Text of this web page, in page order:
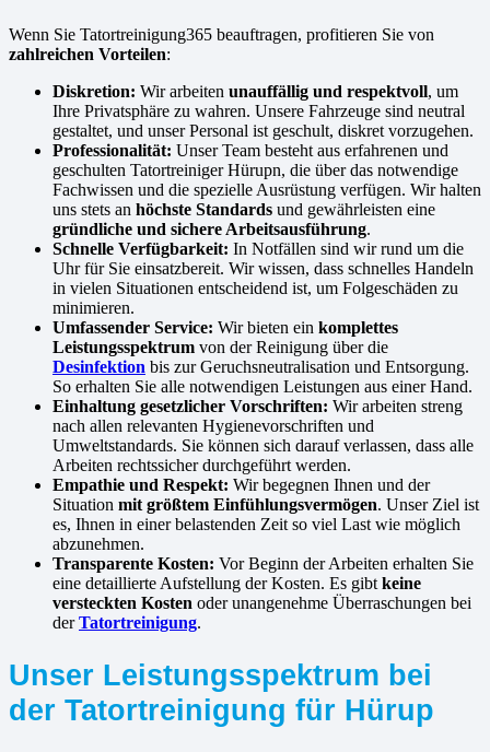
Wenn Sie Tatortreinigung365 beauftragen, profitieren Sie von
zahlreichen Vorteilen:
Diskretion: Wir arbeiten unauffällig und respektvoll, um
Ihre Privatsphäre zu wahren. Unsere Fahrzeuge sind neutral
gestaltet, und unser Personal ist geschult, diskret vorzugehen.
Professionalität: Unser Team besteht aus erfahrenen und
geschulten Tatortreiniger Hürupn, die über das notwendige
Fachwissen und die spezielle Ausrüstung verfügen. Wir halten
uns stets an höchste Standards und gewährleisten eine
gründliche und sichere Arbeitsausführung.
Schnelle Verfügbarkeit: In Notfällen sind wir rund um die
Uhr für Sie einsatzbereit. Wir wissen, dass schnelles Handeln
in vielen Situationen entscheidend ist, um Folgeschäden zu
minimieren.
Umfassender Service: Wir bieten ein komplettes
Leistungsspektrum von der Reinigung über die
Desinfektion bis zur Geruchsneutralisation und Entsorgung.
So erhalten Sie alle notwendigen Leistungen aus einer Hand.
Einhaltung gesetzlicher Vorschriften: Wir arbeiten streng
nach allen relevanten Hygienevorschriften und
Umweltstandards. Sie können sich darauf verlassen, dass alle
Arbeiten rechtssicher durchgeführt werden.
Empathie und Respekt: Wir begegnen Ihnen und der
Situation mit größtem Einfühlungsvermögen. Unser Ziel ist
es, Ihnen in einer belastenden Zeit so viel Last wie möglich
abzunehmen.
Transparente Kosten: Vor Beginn der Arbeiten erhalten Sie
eine detaillierte Aufstellung der Kosten. Es gibt keine
versteckten Kosten oder unangenehme Überraschungen bei
derTatortreinigung.
Unser Leistungsspektrum bei
der Tatortreinigung für Hürup